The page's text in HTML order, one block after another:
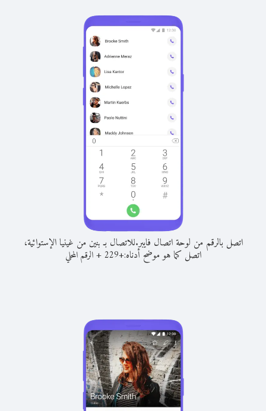
اتصل بالرقم من لوحة اتصال فايبر.للاتصال بـ بنين من غينيا الإستوائية،
اتصل كما هو موضح أدناه:+
229
+الرقم المحلي